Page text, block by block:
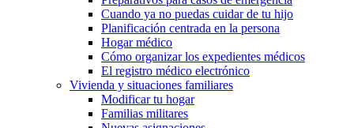
Cuando ya no puedas cuidar de tu hijo
Planificación centrada en la persona
Hogar médico
Cómo organizar los expedientes médicos
El registro médico electrónico
Vivienda y situaciones familiares
Modificar tu hogar
Familias militares